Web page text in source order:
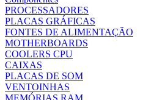
PROCESSADORES
PLACAS GRÁFICAS
FONTES DE ALIMENTAÇÃO
MOTHERBOARDS
COOLERS CPU
CAIXAS
PLACAS DE SOM
VENTOINHAS